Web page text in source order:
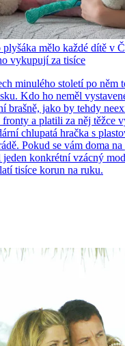
mělo každé dítě v
vykupují za tisíce
minulého století po něm
Kdo ho neměl
brašně, jako by tehdy
fronty a platili za něj těžce
chlupatá hračka s
Pokud se vám doma
konkrétní vzácný
tisíce korun na ruku.